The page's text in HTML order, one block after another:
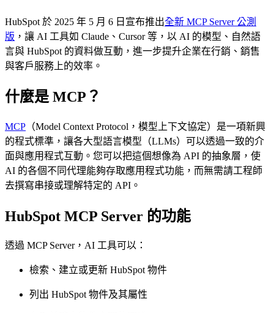
HubSpot MCP Server 的功能
實際應用範例
如何開始使用
關於 HubSpot
你有興趣的話題
HubSpot 於 2025 年 5 月 6 日宣布推出全新 MCP Server 公測
版 ，讓 AI 工具如 Claude、Cursor 等，以 AI 的模型、自然語
言與 HubSpot 的資料做互動，進一步提升企業在行銷、銷售
與客戶服務上的效率。
什麼是 MCP？
MCP （Model Context Protocol，模型上下文協定）是一項新興
的程式標準，讓各大型語言模型（LLMs）可以透過一致的介
面與應用程式互動。您可以把這個想像為 API 的抽象層，使
AI 的各個不同代理能夠存取應用程式功能，而無需請工程師
去撰寫串接或理解特定的 API。
HubSpot MCP Server 的功能
透過 MCP Server，AI 工具可以：
檢索、建立或更新 HubSpot 物件
列出 HubSpot 物件及其屬性